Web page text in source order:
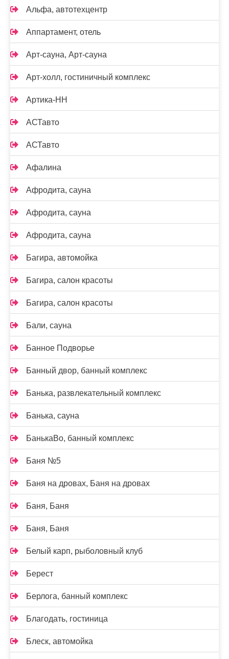
Альфа, автотехцентр
Аппартамент, отель
Арт-сауна, Арт-сауна
Арт-холл, гостиничный комплекс
Артика-НН
АСТавто
АСТавто
Афалина
Афродита, сауна
Афродита, сауна
Афродита, сауна
Багира, автомойка
Багира, салон красоты
Багира, салон красоты
Бали, сауна
Банное Подворье
Банный двор, банный комплекс
Банька, развлекательный комплекс
Банька, сауна
БанькаВо, банный комплекс
Баня №5
Баня на дровах, Баня на дровах
Баня, Баня
Баня, Баня
Белый карп, рыболовный клуб
Берест
Берлога, банный комплекс
Благодать, гостиница
Блеск, автомойка